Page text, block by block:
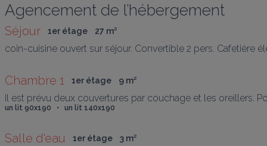
Agencement de l’hébergement
Séjour 1er étage 27 m²
coin-cuisine ouvert sur séjour. Convertible 2 pers. Cafetière
Chambre 1 1er étage 9 m²
Il est prévu deux couvertures par couchage et les oreillers.
un lit 90x190   •   un lit 140x190
Salle d'eau 1er étage 3 m²